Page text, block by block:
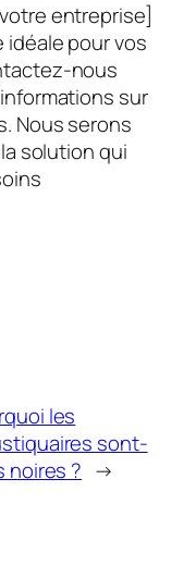
entreprise]
idéale pour vos
nous
sur
Nous serons
solution qui
les
sont-
noires ? →